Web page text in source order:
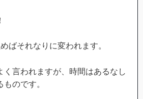
ばそれなりに変われます。
く言われますが、時間はあるなし
のです。